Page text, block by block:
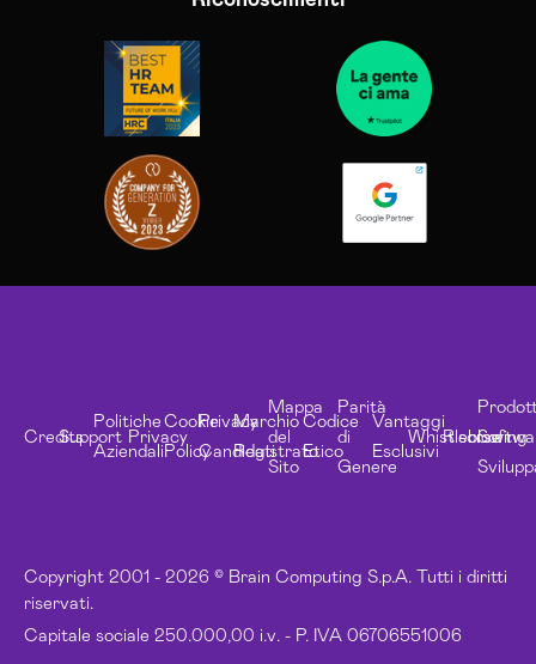
Copyright 2001 - 2026 © Brain Computing S.p.A. Tutti i diritti
riservati.
Capitale sociale 250.000,00 i.v. - P. IVA 06706551006
CreditsSupport
Politiche
Aziendali
Privacy
Cookie
Policy
Privacy
Candidati
Marchio
Registrato
Mappa
del
Sito
Codice
Etico
Parità
di
Genere
Vantaggi
Esclusivi
Whistleblowing
Risorse